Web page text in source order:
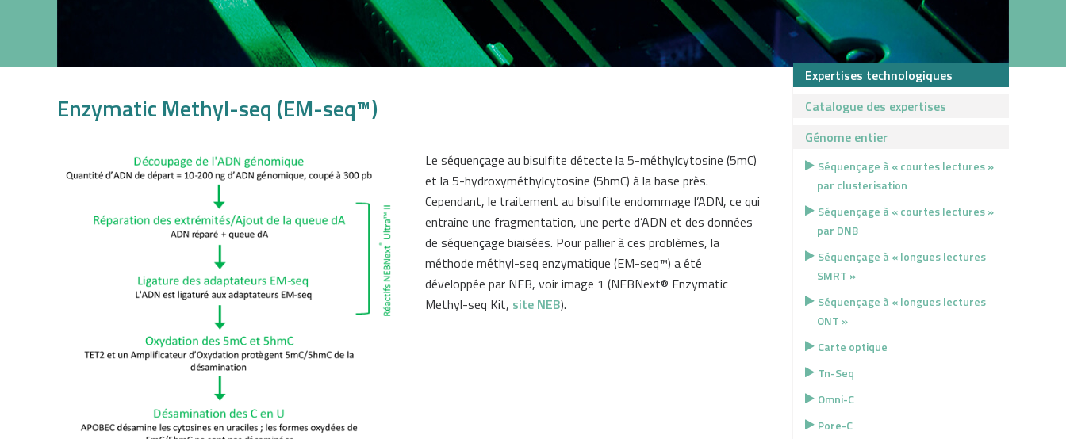
Enzymatic Methyl-seq (EM-seq™)
Le séquençage au bisulfite détecte la 5-méthylcytosine (5mC)
et la 5-hydroxyméthylcytosine (5hmC) à la base près.
Cependant, le traitement au bisulfite endommage l’ADN, ce qui
entraîne une fragmentation, une perte d’ADN et des données
de séquençage biaisées. Pour pallier à ces problèmes, la
méthode méthyl-seq enzymatique (EM-seq™) a été
développée par NEB, voir image 1 (NEBNext® Enzymatic
Methyl-seq Kit, site NEB).
Expertises technologiques
Catalogue des expertises
Génome entier
Séquençage à « courtes lectures »
par clusterisation
Séquençage à « courtes lectures »
par DNB
Séquençage à « longues lectures
SMRT »
Séquençage à « longues lectures
ONT »
Carte optique
Tn-Seq
Omni-C
Pore-C